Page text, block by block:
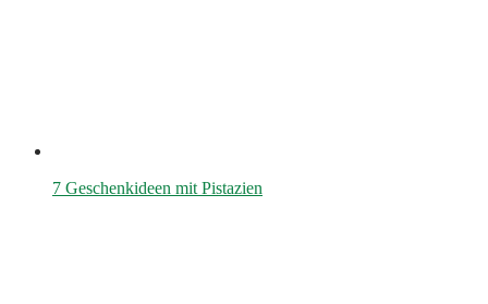
7 Geschenkideen mit Pistazien